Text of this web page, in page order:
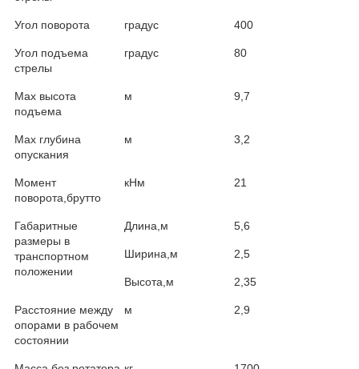
Угол поворота градус 400
Угол подъема
стрелы
градус 80
Мах высота
подъема
м 9,7
Мах глубина
опускания
м 3,2
Момент
поворота,брутто
кНм 21
Габаритные
размеры в
транспортном
положении
Длина,м 5,6
Ширина,м 2,5
Высота,м 2,35
Расстояние между
опорами в рабочем
состоянии
м 2,9